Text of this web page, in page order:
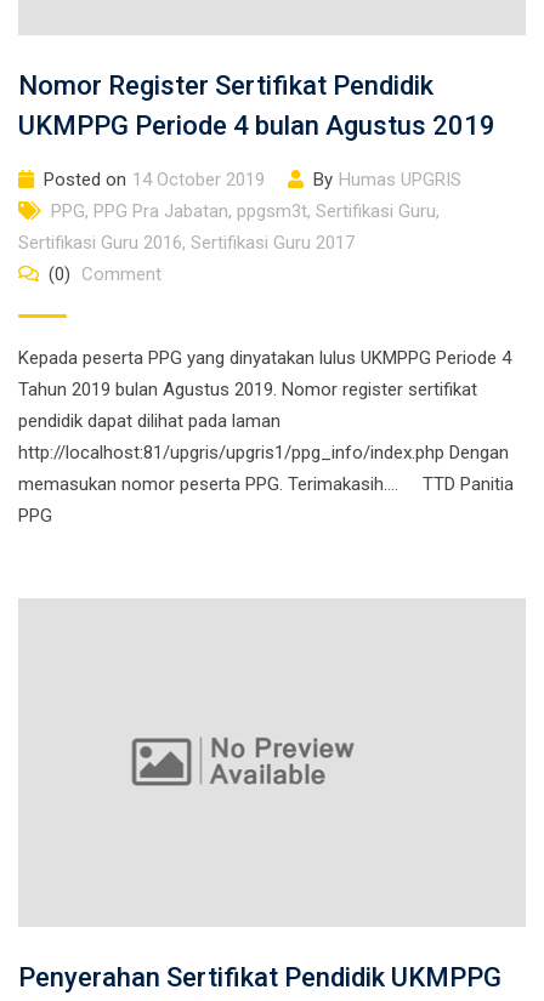
Nomor Register Sertifikat Pendidik
UKMPPG Periode 4 bulan Agustus 2019
Posted on 14 October 2019 By Humas UPGRIS
PPG, PPG Pra Jabatan, ppgsm3t, Sertifikasi Guru,
Sertifikasi Guru 2016, Sertifikasi Guru 2017
(0)
Comment
Kepada peserta PPG yang dinyatakan lulus UKMPPG Periode 4
Tahun 2019 bulan Agustus 2019. Nomor register sertifikat
pendidik dapat dilihat pada laman
http://localhost:81/upgris/upgris1/ppg_info/index.php Dengan
memasukan nomor peserta PPG. Terimakasih…. TTD Panitia
PPG
Penyerahan Sertifikat Pendidik UKMPPG